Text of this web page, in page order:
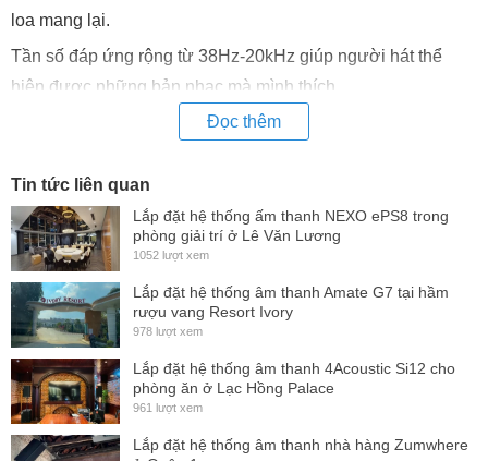
loa mang lại.
Tần số đáp ứng rộng từ 38Hz-20kHz giúp người hát thể
hiện được những bản nhạc mà mình thích.
Loa karaoke Maingo AD12 có độ bền cao, bởi toàn bộ hệ
mỉ, do đó đôi loa được
gian. Dù TD12 hoạt động ở cường độ cao vẫn không bị rè
tiếng hay biến dạng âm thanh.
Hiện tại Pro-Sound là đơn vị độc quyền nhập khẩu và phân
phối sản phẩm loa AD12 trên toàn thị trường Việt Nam. Đây
sẽ là địa chỉ mua hàng uy tín, chất lượng và giá tốt nhất
dành cho bạn. Hãy đến showroom để trải nghiệm và lựa
chọn sản phẩm ngay hôm nay.
Đọc thêm
Tin tức liên quan
Lắp đặt hệ thống ấm thanh NEXO ePS8 trong
phòng giải trí ở Lê Văn Lương
1052 lượt xem
Lắp đặt hệ thống âm thanh Amate G7 tại hầm
rượu vang Resort Ivory
978 lượt xem
Lắp đặt hệ thống âm thanh 4Acoustic Si12 cho
phòng ăn ở Lạc Hồng Palace
961 lượt xem
Lắp đặt hệ thống âm thanh nhà hàng Zumwhere